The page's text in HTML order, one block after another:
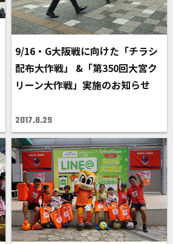
9/16・G大阪戦に向けた「チラシ
配布大作戦」 &「第350回大宮ク
リーン大作戦」実施のお知らせ
2017.8.29